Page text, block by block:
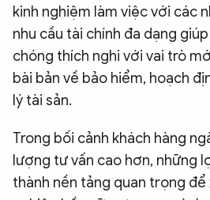
kinh nghiệm làm việc với các
nhu cầu tài chính đa dạng
chóng thích nghi với vai trò
bài bản về bảo hiểm, hoạch
lý tài sản.
Trong bối cảnh khách hàng
lượng tư vấn cao hơn, những
thành nền tảng quan trọng